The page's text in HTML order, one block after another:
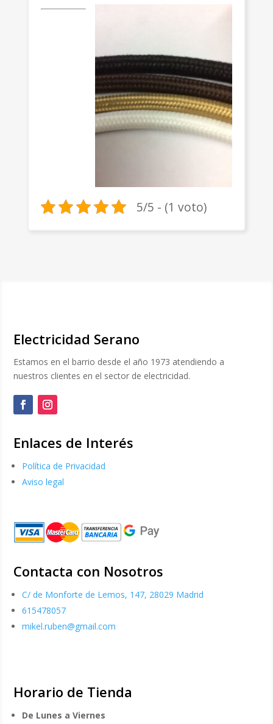
5/5 - (1 voto)
Electricidad Serano
Estamos en el barrio desde el año 1973 atendiendo a
nuestros clientes en el sector de electricidad.
Enlaces de Interés
Política de Privacidad
Aviso legal
Contacta con Nosotros
C/ de Monforte de Lemos, 147, 28029 Madrid
615478057
mikel.ruben@gmail.com
Horario de Tienda
De Lunes a Viernes